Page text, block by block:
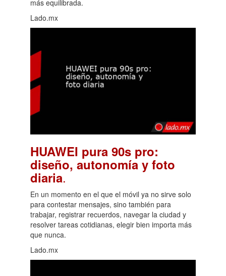
más equilibrada.
Lado.mx
HUAWEI pura 90s pro:
diseño, autonomía y foto
diaria.
En un momento en el que el móvil ya no sirve solo
para contestar mensajes, sino también para
trabajar, registrar recuerdos, navegar la ciudad y
resolver tareas cotidianas, elegir bien importa más
que nunca.
Lado.mx